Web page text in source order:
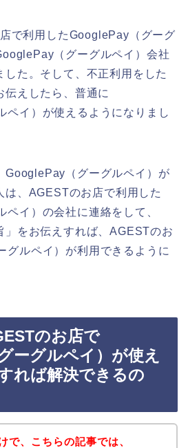
で利用したGooglePay（グーグ
（グーグルペイ）会社
した。そして、不正利用をした
伝えしたら、普通に
ペイ）が使えるようになりまし
GooglePay（グーグルペイ）が
は、AGESTのお店で利用した
イ）の会社に連絡をして、
」をお伝えすれば、AGESTのお
グルペイ）が利用できるように
のお店で
ーグルペイ）が使え
れば解決できるの
で、こちらの記事では、